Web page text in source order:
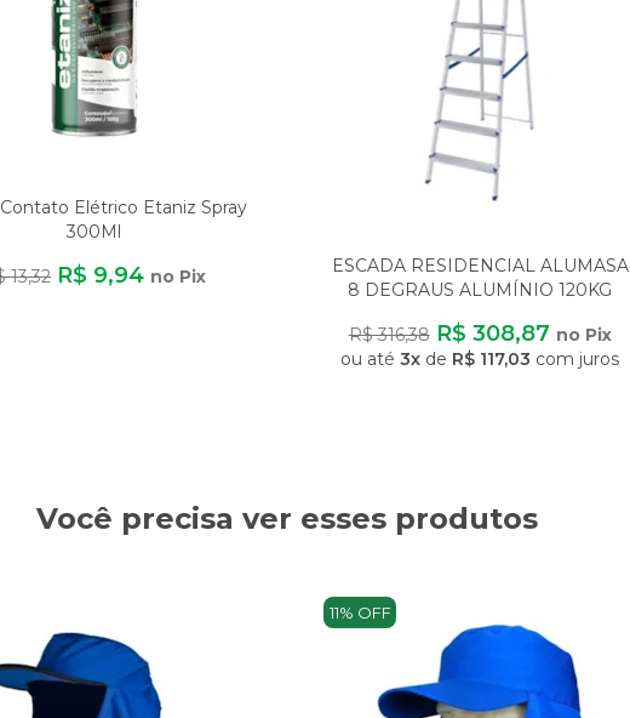
Elétrico Etaniz Spray
300Ml
13,32 R$ 9,94 no Pix
ESCADA RESIDENCIAL ALUMASA
8 DEGRAUS ALUMÍNIO 120KG
R$ 316,38 R$ 308,87 no Pix
ou até3x de R$ 117,03 com juros
Você precisa ver esses produtos
11% OFF